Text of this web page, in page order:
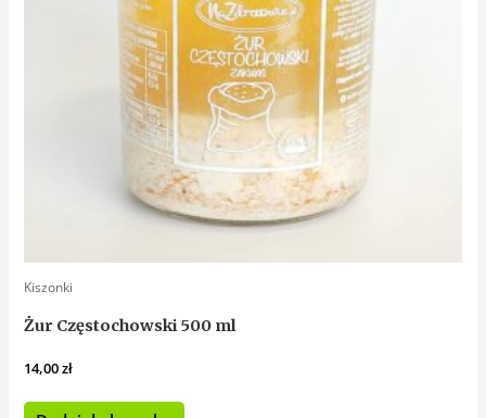
Kiszonki
Żur Częstochowski 500 ml
14,00zł